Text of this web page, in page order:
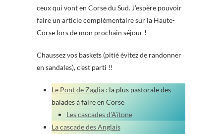
ceux qui vont en Corse du Sud. J’espère pouvoir
faire un article complémentaire sur la Haute-
Corse lors de mon prochain séjour !
Chaussez vos baskets (pitié évitez de randonner
en sandales), c’est parti !!
Le Pont de Zaglia : la plus pastorale des
balades à faire en Corse
Les cascades d’Aïtone
La cascade des Anglais